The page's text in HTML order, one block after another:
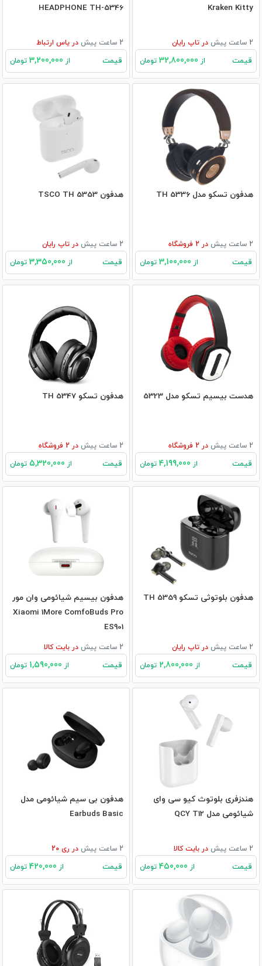
Kraken Kitty
2 ساعت پیش در تاپ رایان
قیمت از تومان
HEADPHONE TH-5346
2 ساعت پیش در یاس ارتباط
قیمت از تومان
هدفون تسکو مدل TH 5336
2 ساعت پیش در فروشگاه
قیمت از تومان
هدفون TSCO TH 5353
2 ساعت پیش در تاپ رایان
قیمت از تومان
هدست بیسیم تسکو مدل 5323
2 ساعت پیش در فروشگاه
قیمت از تومان
هدفون تسکو TH 5347
2 ساعت پیش در فروشگاه
قیمت از تومان
هدفون بلوتوثی تسکو TH 5359
2 ساعت پیش در تاپ رایان
قیمت از تومان
هدفون بیسیم شیائومی وان مور
Xiaomi 1More ComfoBuds Pro
ES901
2 ساعت پیش در بایت کالا
قیمت از تومان
هندزفری بلوتوث کیو سی وای
شیائومی مدل QCY T12
2 ساعت پیش در بایت کالا
قیمت از تومان
هدفون بی‌ سیم شیائومی مدل
Earbuds Basic
2 ساعت پیش در ری 20
قیمت از تومان